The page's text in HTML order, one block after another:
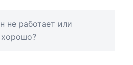
не работает или
хорошо?